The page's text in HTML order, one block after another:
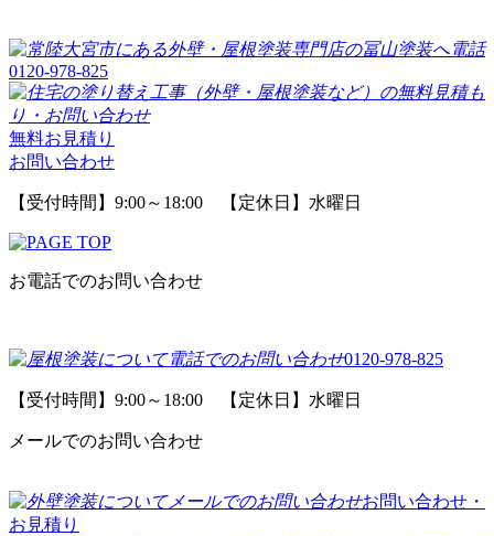
0120-978-825
無料お見積り
お問い合わせ
【受付時間】9:00～18:00 【定休日】水曜日
お電話でのお問い合わせ
0120-978-825
【受付時間】9:00～18:00 【定休日】水曜日
メールでのお問い合わせ
お問い合わせ・
お見積り